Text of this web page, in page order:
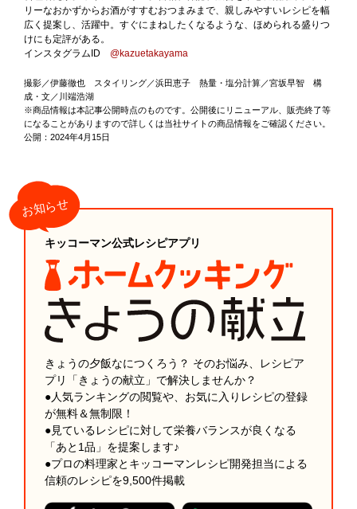
リーなおかずからお酒がすすむおつまみまで、親しみやすいレシピを幅
広く提案し、活躍中。すぐにまねしたくなるような、ほめられる盛りつ
けにも定評がある。
インスタグラムID @kazuetakayama
撮影／伊藤徹也 スタイリング／浜田恵子 熱量・塩分計算／宮坂早智 構
成・文／川端浩湖
※商品情報は本記事公開時点のものです。公開後にリニューアル、販売終了等
になることがありますので詳しくは当社サイトの商品情報をご確認ください。
公開：2024年4月15日
キッコーマン公式レシピアプリ
きょうの夕飯なにつくろう？ そのお悩み、レシピア
プリ「きょうの献立」で解決しませんか？
●人気ランキングの閲覧や、お気に入りレシピの登録
が無料＆無制限！
●見ているレシピに対して栄養バランスが良くなる
「あと1品」を提案します♪
●プロの料理家とキッコーマンレシピ開発担当による
信頼のレシピを9,500件掲載